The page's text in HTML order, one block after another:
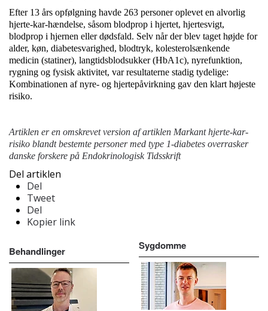
Efter 13 års opfølgning havde 263 personer oplevet en alvorlig
hjerte-kar-hændelse, såsom blodprop i hjertet, hjertesvigt,
blodprop i hjernen eller dødsfald. Selv når der blev taget højde for
alder, køn, diabetesvarighed, blodtryk, kolesterolsænkende
medicin (statiner), langtidsblodsukker (HbA1c), nyrefunktion,
rygning og fysisk aktivitet, var resultaterne stadig tydelige:
Kombinationen af nyre- og hjertepåvirkning gav den klart højeste
risiko.
Artiklen er en omskrevet version af artiklen Markant hjerte-kar-
risiko blandt bestemte personer med type 1-diabetes overrasker
danske forskere på Endokrinologisk Tidsskrift
Del artiklen
Del
Tweet
Del
Kopier link
Behandlinger Sygdomme